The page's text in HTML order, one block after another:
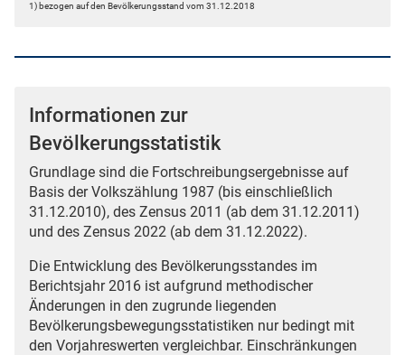
1) bezogen auf den Bevölkerungsstand vom 31.12.2018
Informationen zur
Bevölkerungsstatistik
Grundlage sind die Fortschreibungsergebnisse auf
Basis der Volkszählung 1987 (bis einschließlich
31.12.2010), des Zensus 2011 (ab dem 31.12.2011)
und des Zensus 2022 (ab dem 31.12.2022).
Die Entwicklung des Bevölkerungsstandes im
Berichtsjahr 2016 ist aufgrund methodischer
Änderungen in den zugrunde liegenden
Bevölkerungsbewegungsstatistiken nur bedingt mit
den Vorjahreswerten vergleichbar. Einschränkungen